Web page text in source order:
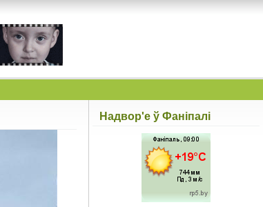
Надвор'е ў Фаніпалі